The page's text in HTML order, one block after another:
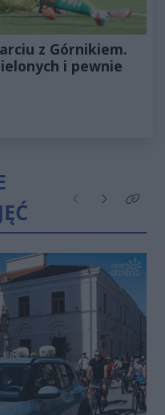
z Górnikiem.
i pewnie
Poprzednie
NastępneKliknij